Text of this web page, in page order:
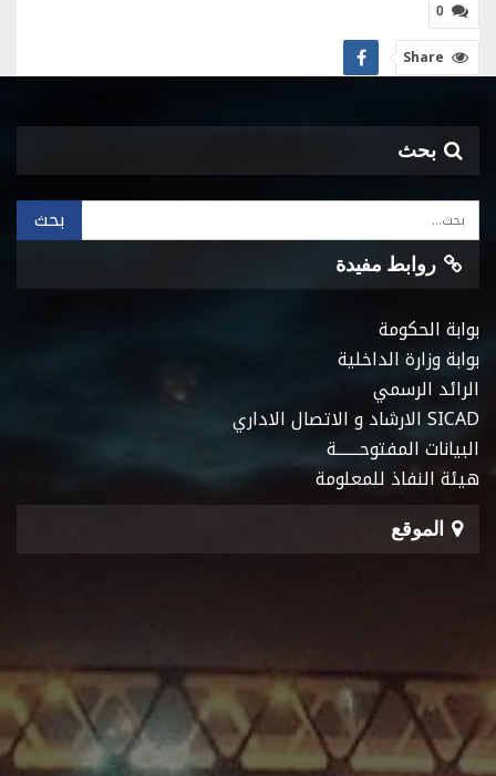
0
Share
بحث
روابط مفيدة
بوابة الحكومة
بوابة وزارة الداخلية
الرائد الرسمي
SICAD الارشاد و الاتصال الاداري
البيانات المفتوحـــــــة
هيئة النفاذ للمعلومة
الموقع